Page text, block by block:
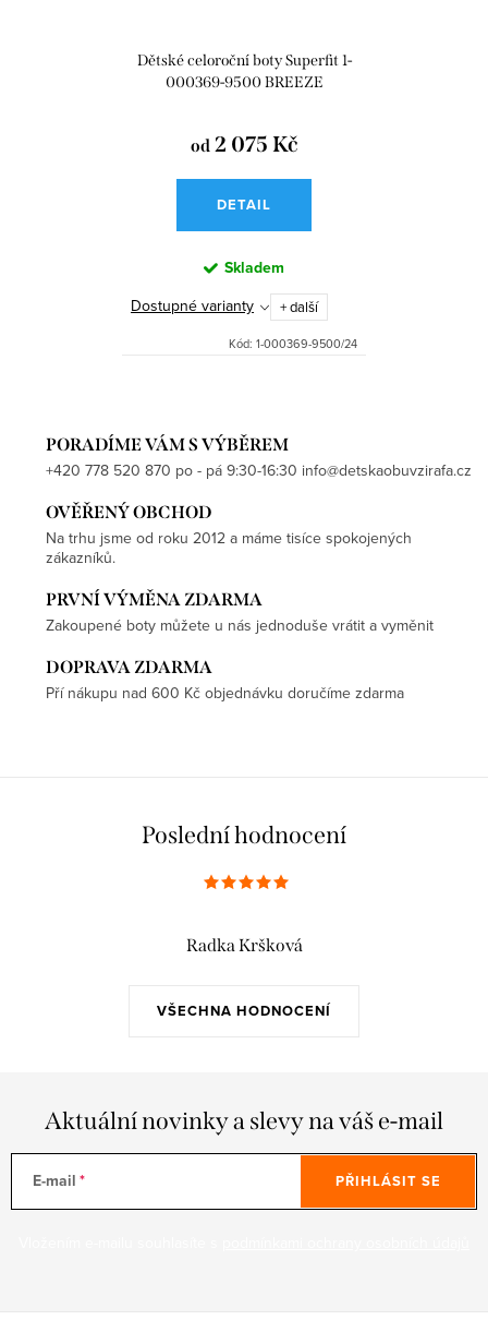
Dětské celoroční boty Superfit 1-
000369-9500 BREEZE
od2 075 Kč
DETAIL
Skladem
Dostupné varianty + další
Kód: 1-000369-9500/24
PORADÍME VÁM S VÝBĚREM
+420 778 520 870 po - pá 9:30-16:30 info@detskaobuvzirafa.cz
OVĚŘENÝ OBCHOD
Na trhu jsme od roku 2012 a máme tisíce spokojených
zákazníků.
PRVNÍ VÝMĚNA ZDARMA
Zakoupené boty můžete u nás jednoduše vrátit a vyměnit
DOPRAVA ZDARMA
Pří nákupu nad 600 Kč objednávku doručíme zdarma
Poslední hodnocení
VŠECHNA HODNOCENÍ
Radka Kršková
Aktuální novinky a slevy na váš e-mail
E-mail PŘIHLÁSIT SE